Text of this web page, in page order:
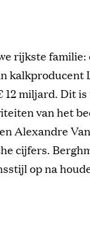
rijkste
kalkproducent
miljard. Dit is
van het
Alexandre
cijfers.
op na